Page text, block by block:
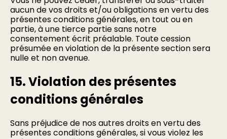
aucun de vos droits et/ou obligations en vertu des
présentes conditions générales, en tout ou en
partie, à une tierce partie sans notre
consentement écrit préalable. Toute cession
présumée en violation de la présente section sera
nulle et non avenue.
15. Violation des présentes
conditions générales
Sans préjudice de nos autres droits en vertu des
présentes conditions générales, si vous violez les